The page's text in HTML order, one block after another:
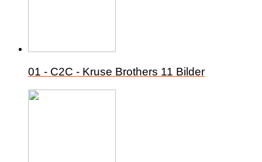
01 - C2C - Kruse Brothers 11 Bilder